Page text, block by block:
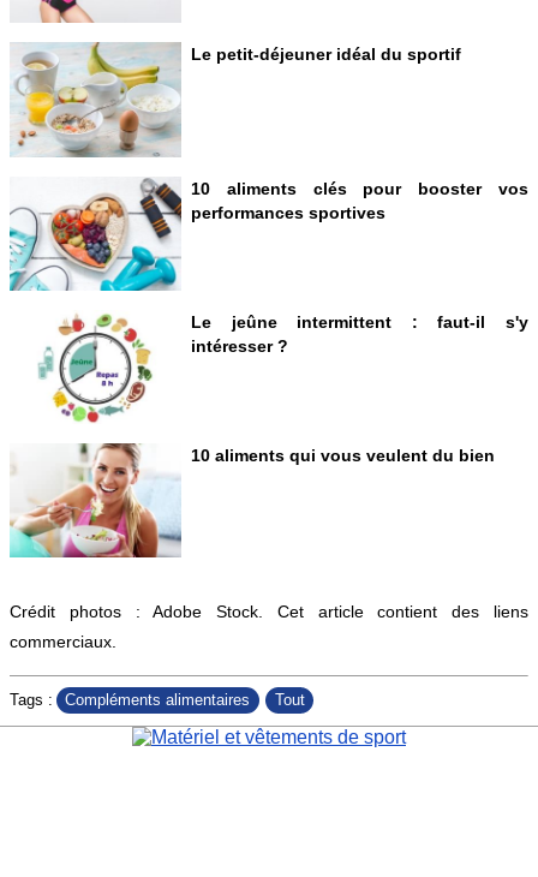
Le petit-déjeuner idéal du sportif
10 aliments clés pour booster vos
performances sportives
Le jeûne intermittent : faut-il s'y
intéresser ?
10 aliments qui vous veulent du bien
Crédit photos : Adobe Stock. Cet article contient des liens
commerciaux.
Tags : Compléments alimentaires Tout